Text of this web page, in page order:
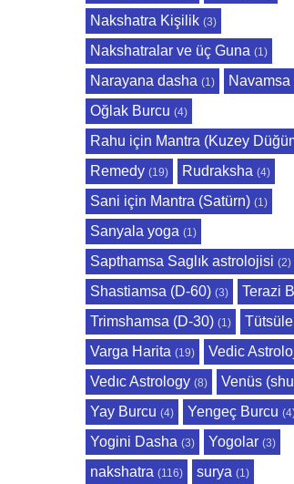
Nakshatra Kişilik (3)
Nakshatralar ve üç Guna (1)
Narayana dasha (1) Navamsa
Oğlak Burcu (4)
Rahu için Mantra (Kuzey
Remedy (19) Rudraksha (4)
Sani için Mantra (Satürn) (1)
Sanyala yoga (1)
Sapthamsa Saglık astrolojisi (2)
Shastiamsa (D-60) (3) Terazi
Trimshamsa (D-30) (1)
Varga Harita (19) Vedic
Vedıc Astrology (8) Venüs
Yay Burcu (4) Yengeç Burcu
Yogini Dasha (3) Yogolar (3)
nakshatra (116) surya (1)